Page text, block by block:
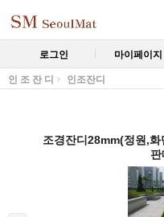
로그인 마이페이지
인 조 잔 디 인조잔디
조경잔디28mm(정원,